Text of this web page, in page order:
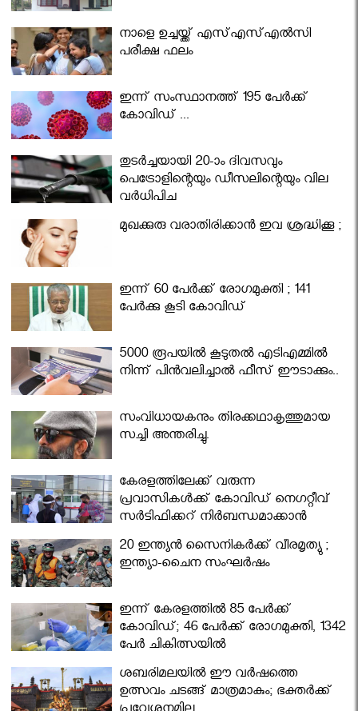
നാളെ ഉച്ചയ്ക്ക് എസ്എസ്എല്‍സി
പരീക്ഷ ഫലം
ഇന്ന് സംസ്ഥാനത്ത് 195 പേര്‍ക്ക്
കോവിഡ് ...
തുടർച്ചയായി 20-ാം ദിവസവും
പെട്രോളിന്റെയും ഡീസലിന്റെയും വില
വര്‍ധിപ്പിച്ചു
മുഖക്കുരു വരാതിരിക്കാന്‍ ഇവ ശ്രദ്ധിക്കൂ ;
ഇന്ന് 60 പേർക്ക് രോഗമുക്തി ; 141
പേര്‍ക്കു കൂടി കോവിഡ്
5000 രൂപയിൽ കൂടുതൽ എടിഎമ്മിൽ
നിന്ന് പിൻവലിച്ചാൽ ഫീസ് ഈടാക്കും..
സംവിധായകനും തിരക്കഥാകൃത്തുമായ
സച്ചി അന്തരിച്ചു.
കേരളത്തിലേക്ക് വരുന്ന
പ്രവാസികള്‍ക്ക് കോവിഡ് നെഗറ്റീവ്
സര്‍ട്ടിഫിക്കറ്റ് നിർബന്ധമാക്കാൻ
മന്ത്രിസഭ
20 ഇന്ത്യൻ സൈനികർക്ക് വീരമൃത്യു ;
ഇന്ത്യാ-ചൈന സംഘർഷം
ഇന്ന് കേരളത്തിൽ 85 പേർക്ക്
കോവിഡ്; 46 പേർക്ക് രോഗമുക്തി, 1342
പേർ ചികിത്സയിൽ
ശബരിമലയില്‍ ഈ വർഷത്തെ
ഉത്സവം ചടങ്ങ് മാത്രമാകും; ഭക്തർക്ക്